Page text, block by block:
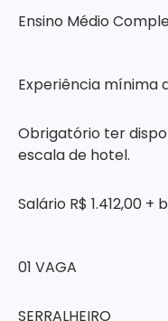
Ensino Médio
Experiência mínima
Obrigatório ter
escala de hotel.
Salário R$ 1.412,00 +
01 VAGA
SERRALHEIRO